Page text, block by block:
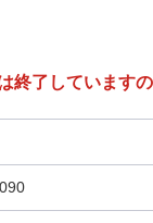
終了しています